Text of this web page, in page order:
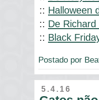
:: Halloween
:: De
:: Black
Postado por
5.4.16